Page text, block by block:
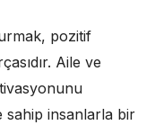
pozitif
Aile ve
sahip insanlarla bir